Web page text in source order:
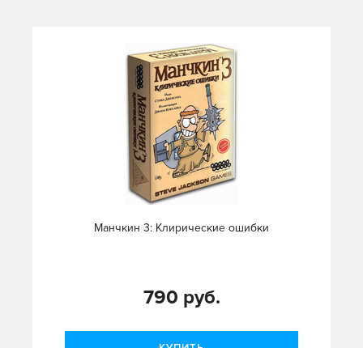
Манчкин 3: Клирические ошибки
790 руб.